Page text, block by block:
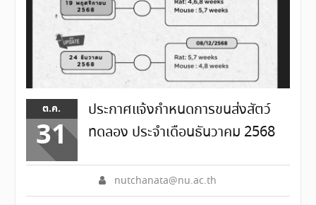
ต.ค.
31
ประกาศแจ้งกำหนดการขนส่งสัตว์
ทดลอง ประจำเดือนธันวาคม 2568
nutchanata@nu.ac.th